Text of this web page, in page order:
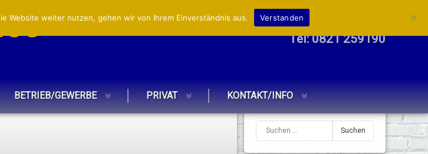
Tel:0821 259190
BETRIEB/GEWERBE PRIVAT KONTAKT/INFO
Website weiter nutzen, gehen wir von Ihrem Einverständnis aus. Verstanden